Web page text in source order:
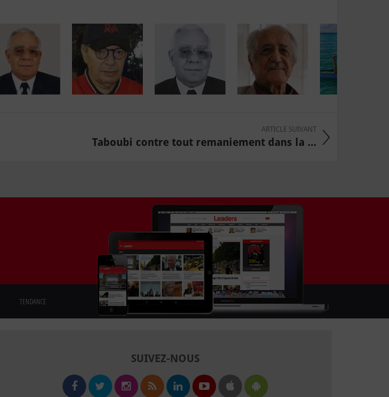
ARTICLE SUIVANT
Taboubi contre tout remaniement dans la ...
TENDANCE
SUIVEZ-NOUS